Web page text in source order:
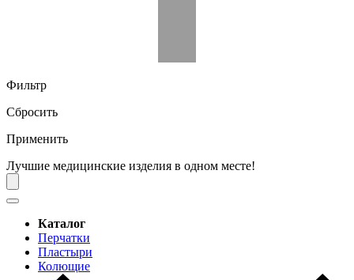
Фильтр
Сбросить
Применить
Лучшие медицинские изделия в одном месте!
Каталог
Перчатки
Пластыри
Колющие